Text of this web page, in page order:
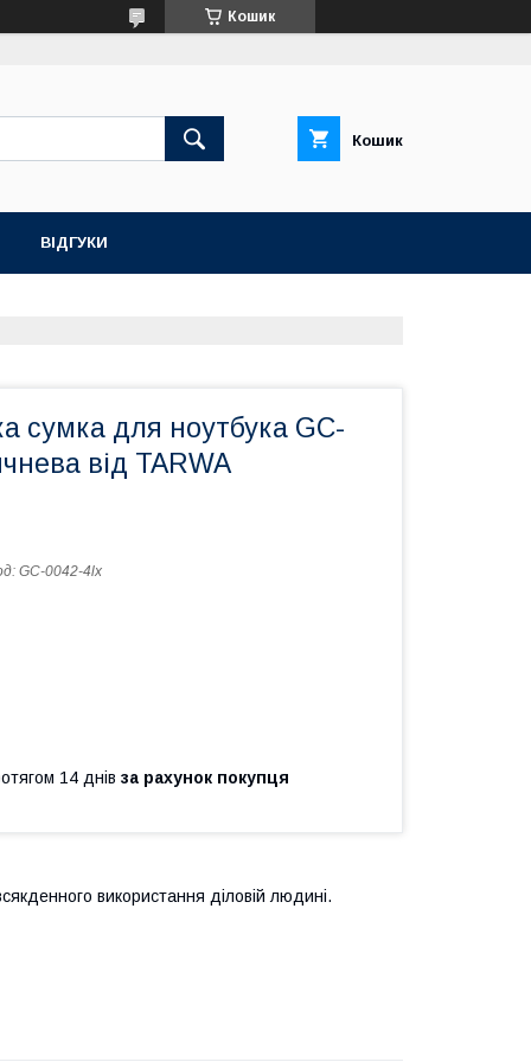
Кошик
Кошик
ВІДГУКИ
сумка для ноутбука GC-
від TARWA
GC-0042-4lx
14 днів за рахунок покупця
використання діловій людині.